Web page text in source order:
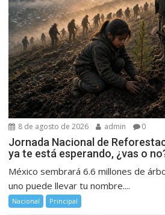
8 de agosto de 2026 admin 0
Jornada Nacional de
ya te está esperando, ¿vas o
México sembrará 6.6 millones de
uno puede llevar tu nombre....
Nacional Principal